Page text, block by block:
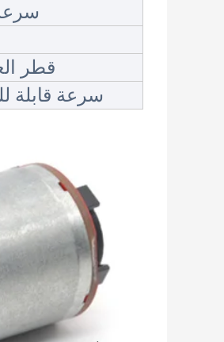
قطر
سرعة قابلة